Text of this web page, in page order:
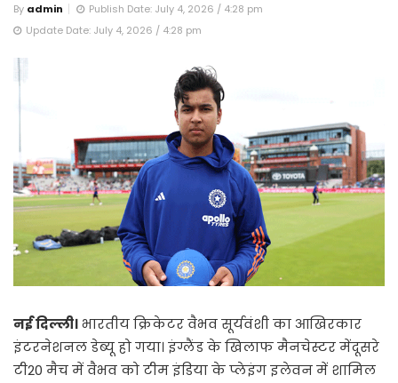
By admin
Publish Date: July 4, 2026 / 4:28 pm
Update Date: July 4, 2026 / 4:28 pm
नई दिल्ली।भारतीय क्रिकेटर वैभव सूर्यवंशी का आखिरकार
इंटरनेशनल डेब्यू हो गया। इंग्लैंड के खिलाफ मैनचेस्टर मेंदूसरे
टी20 मैच में वैभव को टीम इंडिया के प्लेइंग इलेवन में शामिल